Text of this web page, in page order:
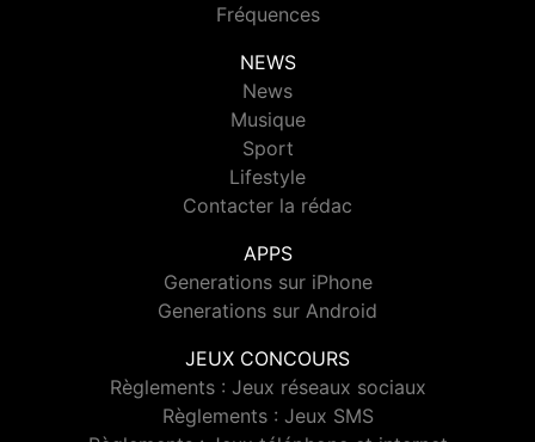
Fréquences
NEWS
News
Musique
Sport
Lifestyle
Contacter la rédac
APPS
Generations sur iPhone
Generations sur Android
JEUX CONCOURS
Règlements : Jeux réseaux sociaux
Règlements : Jeux SMS